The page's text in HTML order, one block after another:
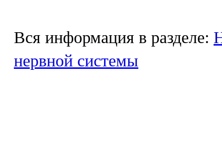
Вся информация в разделе:
нервной системы